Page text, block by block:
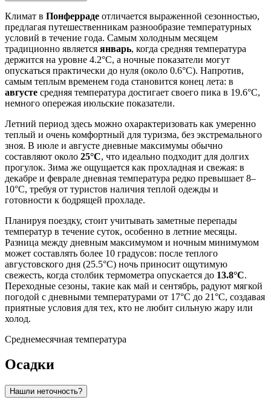
Климат в Понферраде отличается выраженной сезонностью,
предлагая путешественникам разнообразие температурных
условий в течение года. Самым холодным месяцем
традиционно является январь, когда средняя температура
держится на уровне 4.2°C, а ночные показатели могут
опускаться практически до нуля (около 0.6°C). Напротив,
самым теплым временем года становится конец лета: в
августе средняя температура достигает своего пика в 19.6°C,
немного опережая июльские показатели.
Летний период здесь можно охарактеризовать как умеренно
теплый и очень комфортный для туризма, без экстремального
зноя. В июле и августе дневные максимумы обычно
составляют около 25°C, что идеально подходит для долгих
прогулок. Зима же ощущается как прохладная и свежая: в
декабре и феврале дневная температура редко превышает 8–
10°C, требуя от туристов наличия теплой одежды и
готовности к бодрящей прохладе.
Планируя поездку, стоит учитывать заметные перепады
температур в течение суток, особенно в летние месяцы.
Разница между дневным максимумом и ночным минимумом
может составлять более 10 градусов: после теплого
августовского дня (25.5°C) ночь приносит ощутимую
свежесть, когда столбик термометра опускается до 13.8°C.
Переходные сезоны, такие как май и сентябрь, радуют мягкой
погодой с дневными температурами от 17°C до 21°C, создавая
приятные условия для тех, кто не любит сильную жару или
холод.
Среднемесячная температура
Осадки
Нашли неточность?